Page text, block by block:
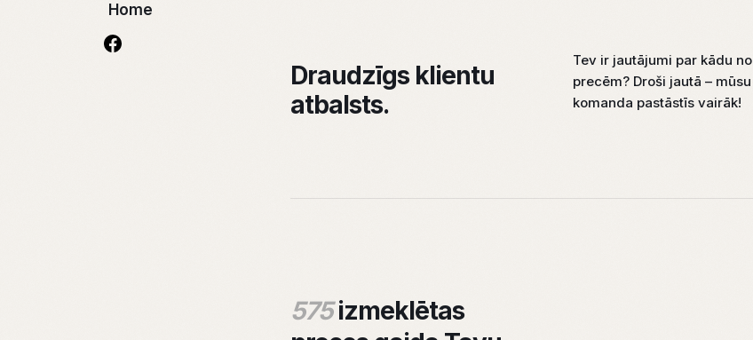
Home
Draudzīgs klientu
atbalsts.
Tev ir jautājumi par kādu no
precēm? Droši jautā – mūsu
komanda pastāstīs vairāk!
575izmeklētas